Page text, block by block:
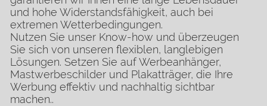
und hohe Widerstandsfähigkeit, auch bei
extremen Wetterbedingungen.
Nutzen Sie unser Know-how und überzeugen
Sie sich von unseren flexiblen, langlebigen
Lösungen. Setzen Sie auf Werbeanhänger,
Mastwerbeschilder und Plakatträger, die Ihre
Werbung effektiv und nachhaltig sichtbar
machen..